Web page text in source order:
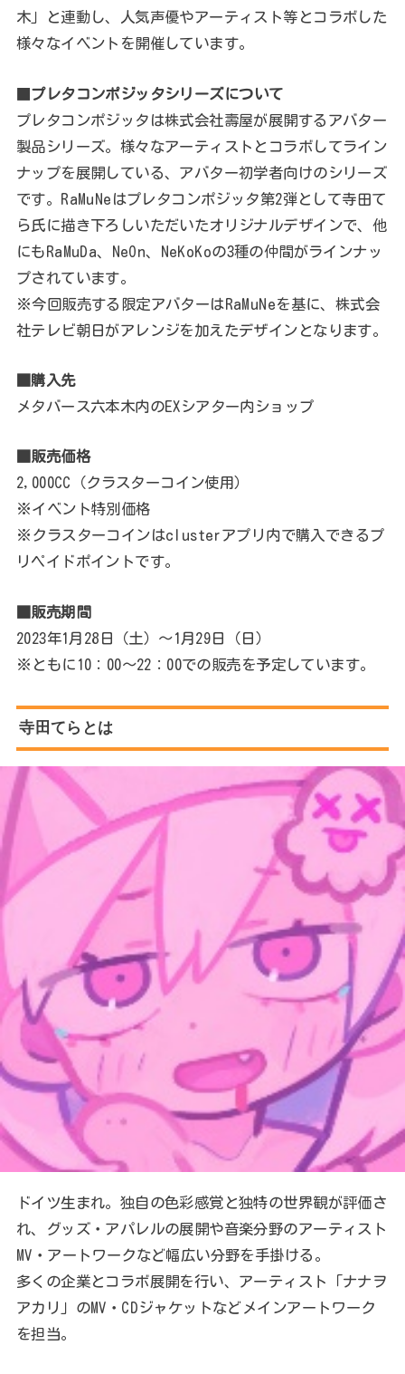
木」と連動し、人気声優やアーティスト等とコラボした
様々なイベントを開催しています。
プレタコンポジッタシリーズについて
プレタコンポジッタは株式会社壽屋が展開するアバター
製品シリーズ。様々なアーティストとコラボしてライン
ナップを展開している、アバター初学者向けのシリーズ
です。RaMuNeはプレタコンポジッタ第2弾として寺田て
ら氏に描き下ろしいただいたオリジナルデザインで、他
にもRaMuDa、NeOn、NeKoKoの3種の仲間がラインナッ
プされています。
※今回販売する限定アバターはRaMuNeを基に、株式会
社テレビ朝日がアレンジを加えたデザインとなります。
■購入先
メタバース六本木内のEXシアター内ショップ
■販売価格
2,000CC（クラスターコイン使用）
※イベント特別価格
※クラスターコインはclusterアプリ内で購入できるプ
リペイドポイントです。
■販売期間
2023年1月28日（土）～1月29日（日）
※ともに10：00～22：00での販売を予定しています。
寺田てらとは
ドイツ生まれ。独自の色彩感覚と独特の世界観が評価さ
れ、グッズ・アパレルの展開や音楽分野のアーティスト
MV・アートワークなど幅広い分野を手掛ける。
多くの企業とコラボ展開を行い、アーティスト「ナナヲ
アカリ」のMV・CDジャケットなどメインアートワーク
を担当。